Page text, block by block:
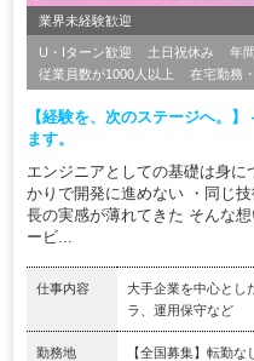
業界未経験歓迎
U・Iターン歓迎 土日祝休み
年
従業員数が1000人以上
在宅勤務
【経験を、次のステージへ。
ます。
エンジニアとしての基礎は身
かりで開発に進めない ・同じ
長の実感が薄れてきた そんな
ービ...
仕事内容
大手企業を中心とし
ラ、運用保守など
勤務地 【全国募集】転勤